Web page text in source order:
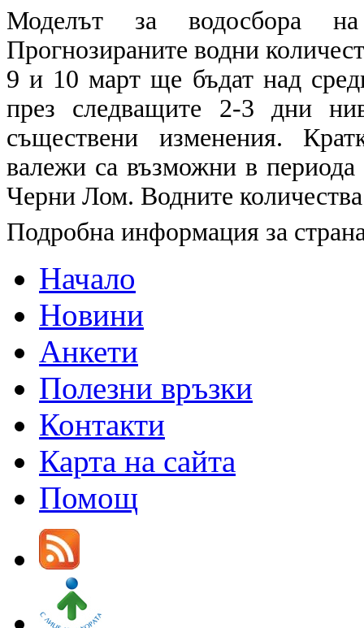
Моделът за водосбора
Прогнозираните водни
9 и 10 март ще бъдат над
през следващите 2-3 дни
съществени изменения.
валежи са възможни в
Черни Лом. Водните
Подробна информация за
Начало
Новини
Анкети
Полезни връзки
Контакти
Карта на сайта
Помощ